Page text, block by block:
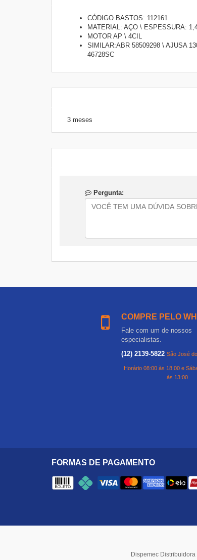
CÓDIGO BASTOS: 112161
MATERIAL: AÇO \ ESPESSURA:
MOTOR AP \ 4CIL
SIMILAR:ABR 58509298 \ AJUSA
46728SC
3 meses
Pergunta:
COMPRE PELO
Fale com um de nossos
especialistas.
(12) 2139-5822 São José
Horário 08:00 às 18:00 e
às 13:00
FORMAS DE PAGAMENTO
Dispemec